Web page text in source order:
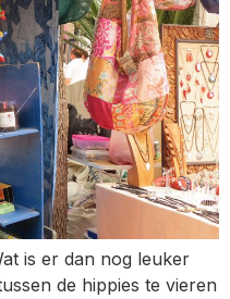
is er dan nog leuker
de hippies te vieren